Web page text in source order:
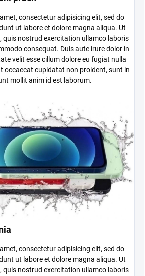
consectetur adipisicing elit, sed do
ut labore et dolore magna aliqua. Ut
quis nostrud exercitation ullamco laboris
consequat. Duis aute irure dolor in
velit esse cillum dolore eu fugiat nulla
occaecat cupidatat non proident, sunt in
mollit anim id est laborum.
consectetur adipisicing elit, sed do
ut labore et dolore magna aliqua. Ut
quis nostrud exercitation ullamco laboris